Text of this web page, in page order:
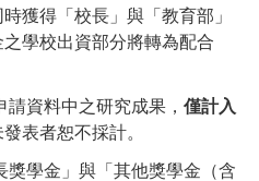
獲得「校長」與「教育部」
學校出資部分將轉為配合
請資料中之研究成果， 僅計入
發表者恕不採計。
獎學金」與「其他獎學金（含